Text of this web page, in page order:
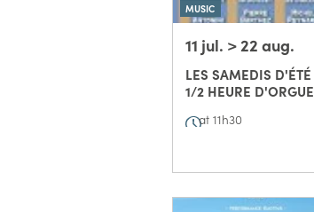
MUSIC
11 jul. > 22 aug.
LES SAMEDIS D'ÉTÉ
1/2 HEURE D'ORGUE
at 11h30